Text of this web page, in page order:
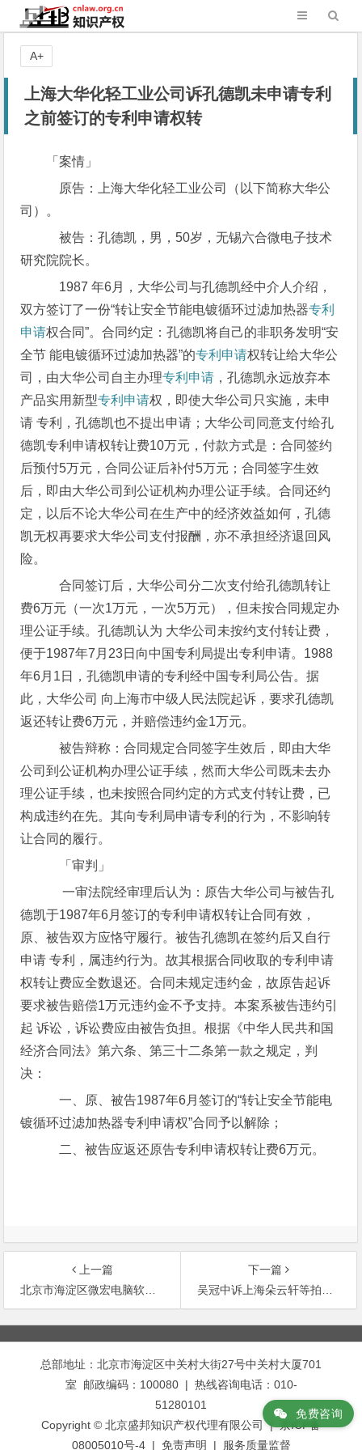
上海大华化轻工业公司诉孔德凯未申请专利
之前签订的专利申请权转
「案情」
原告：上海大华化轻工业公司（以下简称大华公
司）。
被告：孔德凯，男，50岁，无锡六合微电子技术
研究院院长。
1987 年6月，大华公司与孔德凯经中介人介绍，
双方签订了一份“转让安全节能电镀循环过滤加热器专利
申请权合同”。合同约定：孔德凯将自己的非职务发明“安
全节 能电镀循环过滤加热器”的专利申请权转让给大华公
司，由大华公司自主办理专利申请 ，孔德凯永远放弃本
产品实用新型专利申请权，即使大华公司只实施，未申
请 专利，孔德凯也不提出申请；大华公司同意支付给孔
德凯专利申请权转让费10万元，付款方式是：合同签约
后预付5万元，合同公证后补付5万元；合同签字生效
后，即由大华公司到公证机构办理公证手续。合同还约
定，以后不论大华公司在生产中的经济效益如何，孔德
凯无权再要求大华公司支付报酬，亦不承担经济退回风
险。
合同签订后，大华公司分二次支付给孔德凯转让
费6万元（一次1万元，一次5万元），但未按合同规定办
理公证手续。孔德凯认为 大华公司未按约支付转让费，
便于1987年7月23日向中国专利局提出专利申请。1988
年6月1日，孔德凯申请的专利经中国专利局公告。据
此，大华公司 向上海市中级人民法院起诉，要求孔德凯
返还转让费6万元，并赔偿违约金1万元。
被告辩称：合同规定合同签字生效后，即由大华
公司到公证机构办理公证手续，然而大华公司既未去办
理公证手续，也未按照合同约定的方式支付转让费，已
构成违约在先。其向专利局申请专利的行为，不影响转
让合同的履行。
「审判」
一审法院经审理后认为：原告大华公司与被告孔
德凯于1987年6月签订的专利申请权转让合同有效，
原、被告双方应恪守履行。被告孔德凯在签约后又自行
申请 专利，属违约行为。故其根据合同收取的专利申请
权转让费应全数退还。合同未规定违约金，故原告起诉
要求被告赔偿1万元违约金不予支持。本案系被告违约引
起 诉讼，诉讼费应由被告负担。根据《中华人民共和国
经济合同法》第六条、第三十二条第一款之规定，判
决：
一、原、被告1987年6月签订的“转让安全节能电
镀循环过滤加热器专利申请权”合同予以解除；
二、被告应返还原告专利申请权转让费6万元。
A+
上一篇
北京市海淀区微宏电脑软件研究所诉北京中科远望技术公司未经许可
下一篇
吴冠中诉上海朵云轩等拍卖假冒其署名的美术作品侵权案
文
章
总部地址：北京市海淀区中关村大街27号中关村大厦701
室 邮政编码：100080 | 热线咨询电话：010-
51280101
Copyright © 北京盛邦知识产权代理有限公司 | 京ICP备
08005010号-4 | 免责声明 | 服务质量监督
免费咨询